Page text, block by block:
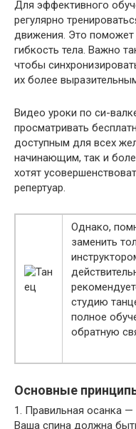
Для эффективного
регулярно
движения. Это
гибкость тела. Важно
чтобы
их более
Видео уроки по си-
просматривать
доступным для всех
начинающим, так и
хотят
репертуар.
Однако,
заменить
студию
полное
обратную
Основные
1. Правильная осанка —
Ваша спина должна